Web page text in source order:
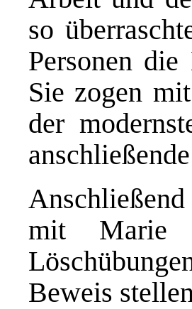
so
Personen
Sie zogen
der
mit Marie
Beweis